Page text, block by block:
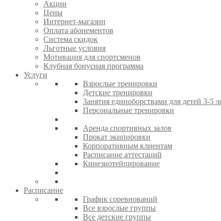
Акции
Цены
Интернет-магазин
Оплата абонементов
Система скидок
Льготные условия
Мотивация для спортсменов
Клубная бонусная программа
Услуги
Взрослые тренировки
Детские тренировки
Занятия единоборствами для детей 3-5
Персональные тренировки
Аренда спортивных залов
Прокат экипировки
Корпоративным клиентам
Расписание аттестаций
Кинезиотейпирование
Расписание
График соревнований
Все взрослые группы
Все детские группы